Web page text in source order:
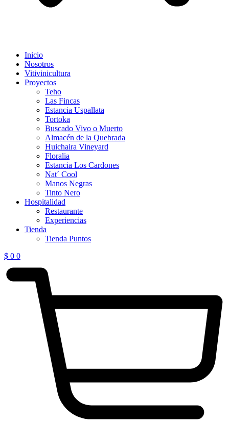
Inicio
Nosotros
Vitivinicultura
Proyectos
Teho
Las Fincas
Estancia Uspallata
Tortoka
Buscado Vivo o Muerto
Almacén de la Quebrada
Huichaira Vineyard
Floralia
Estancia Los Cardones
Nat´ Cool
Manos Negras
Tinto Nero
Hospitalidad
Restaurante
Experiencias
Tienda
Tienda Puntos
$ 0 0